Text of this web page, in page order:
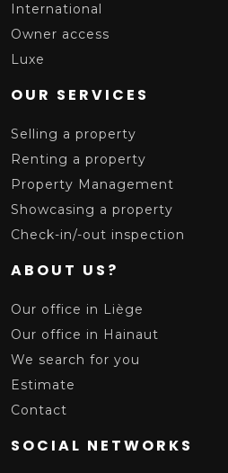
International
Owner access
Luxe
OUR SERVICES
Selling a property
Renting a property
Property Management
Showcasing a property
Check-in/-out inspection
ABOUT US?
Our office in Liège
Our office in Hainaut
We search for you
Estimate
Contact
SOCIAL NETWORKS